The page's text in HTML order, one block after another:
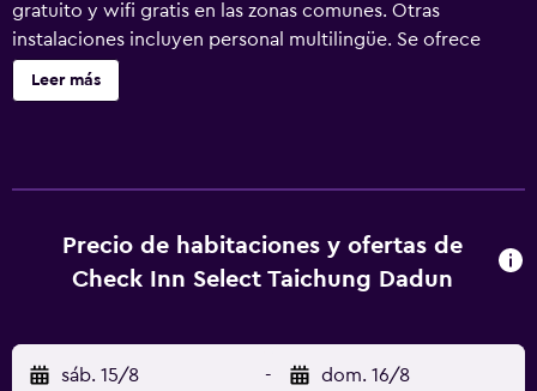
gratuito y wifi gratis en las zonas comunes. Otras
instalaciones incluyen personal multilingüe. Se ofrece
servicio de cambio de toallas a petición. CHECK inn Select
Taichung Dadun ofrece 84 alojamientos con aire
pulgadas con canales por cable. Este hotel en Taichung
ofrece acceso a Internet wifi gratis con una velocidad de
incluyen escritorio y teléfono.
Leer más
Precio de habitaciones y ofertas de
Check Inn Select Taichung Dadun
sáb. 15/8 - dom. 16/8